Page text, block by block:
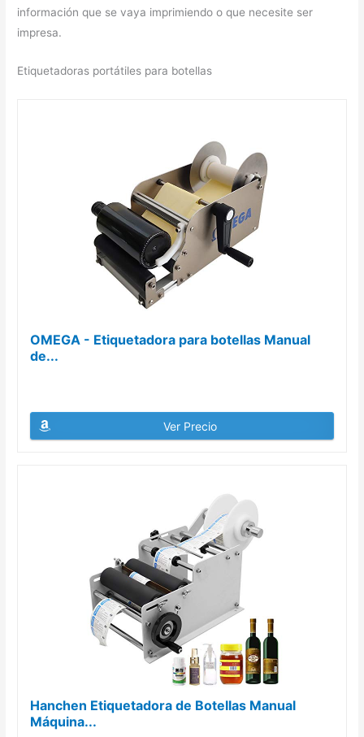
información que se vaya imprimiendo o que necesite ser
impresa.
Etiquetadoras portátiles para botellas
OMEGA - Etiquetadora para botellas Manual
de...
Ver Precio
Hanchen Etiquetadora de Botellas Manual
Máquina...